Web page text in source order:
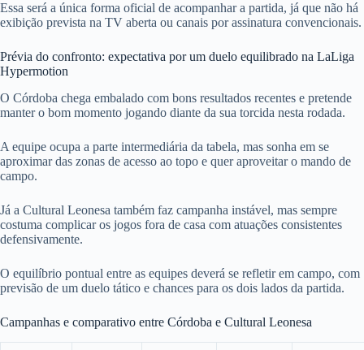
Essa será a única forma oficial de acompanhar a partida, já que não há
exibição prevista na TV aberta ou canais por assinatura convencionais.
Prévia do confronto: expectativa por um duelo equilibrado na LaLiga
Hypermotion
O Córdoba chega embalado com bons resultados recentes e pretende
manter o bom momento jogando diante da sua torcida nesta rodada.
A equipe ocupa a parte intermediária da tabela, mas sonha em se
aproximar das zonas de acesso ao topo e quer aproveitar o mando de
campo.
Já a Cultural Leonesa também faz campanha instável, mas sempre
costuma complicar os jogos fora de casa com atuações consistentes
defensivamente.
O equilíbrio pontual entre as equipes deverá se refletir em campo, com
previsão de um duelo tático e chances para os dois lados da partida.
Campanhas e comparativo entre Córdoba e Cultural Leonesa